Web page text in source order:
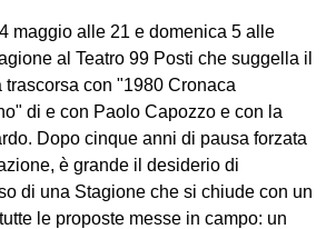
maggio alle 21 e domenica 5 alle
al Teatro 99 Posti che suggella il
con "1980 Cronaca
di e con Paolo Capozzo e con la
Dopo cinque anni di pausa forzata
è grande il desiderio di
di una Stagione che si chiude con un
le proposte messe in campo: un